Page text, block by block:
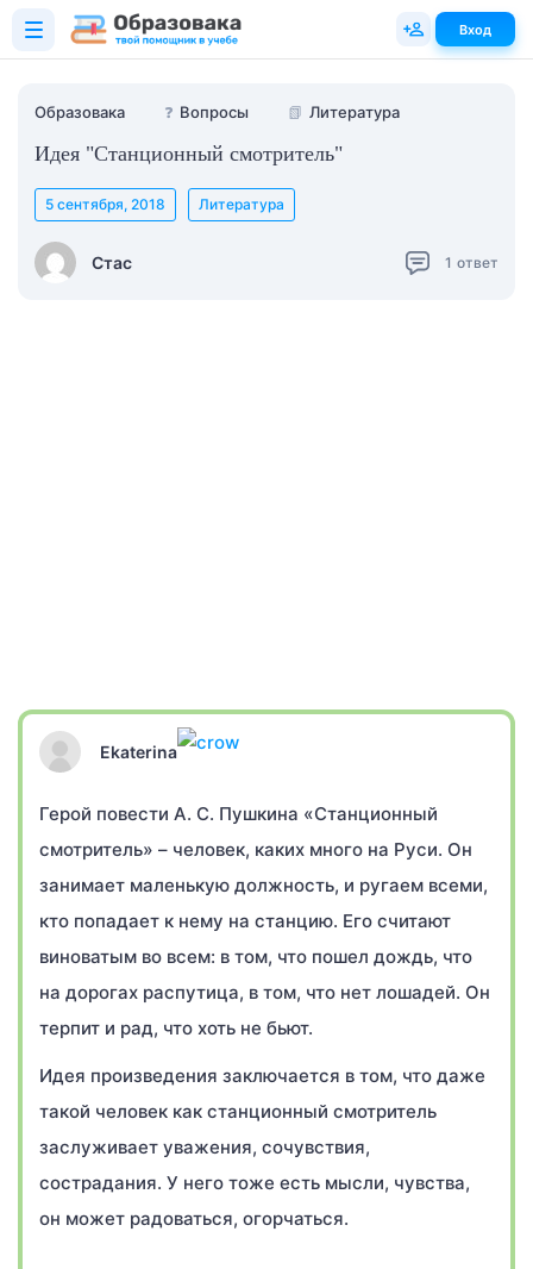
Образовака ❓ Вопросы 📗 Литература
Идея "Станционный смотритель"
Стас
5 сентября, 2018 Литература
1 ответ
Ekaterina
Герой повести А. С. Пушкина «Станционный
смотритель» – человек, каких много на Руси. Он
занимает маленькую должность, и ругаем всеми,
кто попадает к нему на станцию. Его считают
виноватым во всем: в том, что пошел дождь, что
на дорогах распутица, в том, что нет лошадей. Он
терпит и рад, что хоть не бьют.
Идея произведения заключается в том, что даже
такой человек как станционный смотритель
заслуживает уважения, сочувствия,
сострадания. У него тоже есть мысли, чувства,
он может радоваться, огорчаться.
Вход